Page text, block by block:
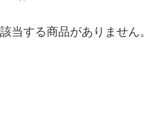
該当する商品がありません。